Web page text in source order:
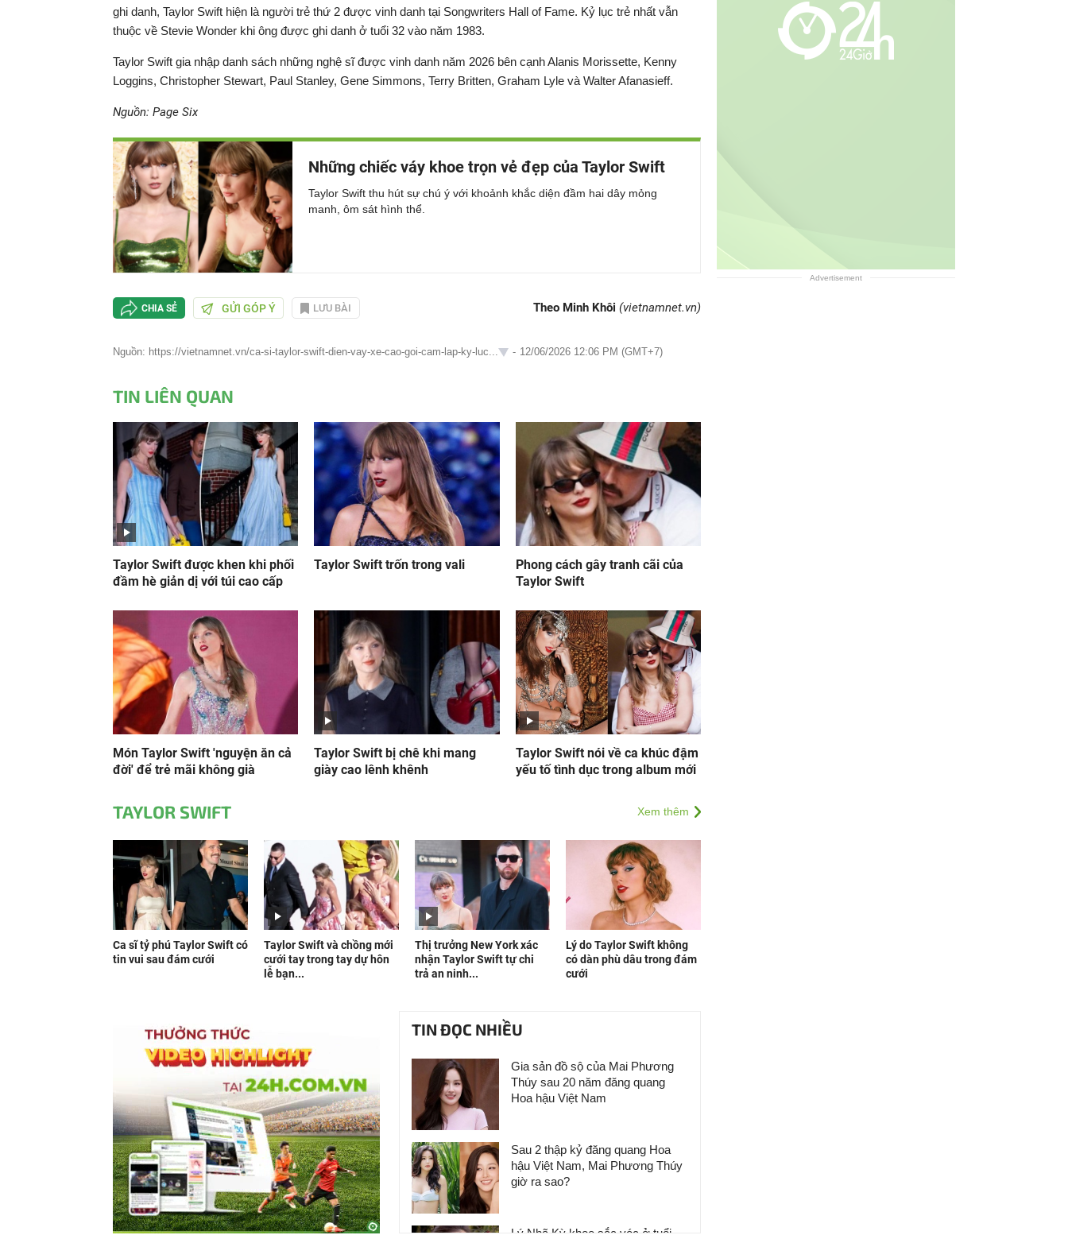
ghi danh, Taylor Swift hiện là người trẻ thứ 2 được vinh danh tại Songwriters Hall of Fame. Kỷ lục trẻ nhất vẫn
thuộc về Stevie Wonder khi ông được ghi danh ở tuổi 32 vào năm 1983.
Taylor Swift gia nhập danh sách những nghệ sĩ được vinh danh năm 2026 bên cạnh Alanis Morissette, Kenny
Loggins, Christopher Stewart, Paul Stanley, Gene Simmons, Terry Britten, Graham Lyle và Walter Afanasieff.
Nguồn: Page Six
Những chiếc váy khoe trọn vẻ đẹp của Taylor Swift
Taylor Swift thu hút sự chú ý với khoảnh khắc diện đầm hai dây mỏng
manh, ôm sát hình thể.
CHIA SẺ GỬI GÓP Ý LƯU BÀI Theo Minh Khôi (vietnamnet.vn)
Nguồn: https://vietnamnet.vn/ca-si-taylor-swift-dien-vay-xe-cao-goi-cam-lap-ky-luc... - 12/06/2026 12:06 PM (GMT+7)
TIN LIÊN QUAN
Taylor Swift được khen khi phối
đầm hè giản dị với túi cao cấp
Taylor Swift trốn trong vali
Phong cách gây tranh cãi của
Taylor Swift
Món Taylor Swift 'nguyện ăn cả
đời' để trẻ mãi không già
Taylor Swift bị chê khi mang
giày cao lênh khênh
Taylor Swift nói về ca khúc đậm
yếu tố tình dục trong album mới
TAYLOR SWIFT Xem thêm
Ca sĩ tỷ phú Taylor Swift có
tin vui sau đám cưới
Taylor Swift và chồng mới
cưới tay trong tay dự hôn
lễ bạn...
Thị trưởng New York xác
nhận Taylor Swift tự chi
trả an ninh...
Lý do Taylor Swift không
có dàn phù dâu trong đám
cưới
TIN ĐỌC NHIỀU
Gia sản đồ sộ của Mai Phương
Thúy sau 20 năm đăng quang
Hoa hậu Việt Nam
Sau 2 thập kỷ đăng quang Hoa
hậu Việt Nam, Mai Phương Thúy
giờ ra sao?
Lý Nhã Kỳ khoe sắc vóc ở tuổi
Advertisement